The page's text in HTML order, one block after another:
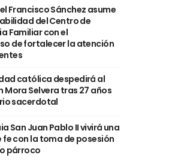
Francisco Sánchez asume
del Centro de
Familiar con el
de fortalecer la atención
católica despedirá al
Mora Selvera tras 27 años
sacerdotal
San Juan Pablo II vivirá una
fe con la toma de posesión
párroco